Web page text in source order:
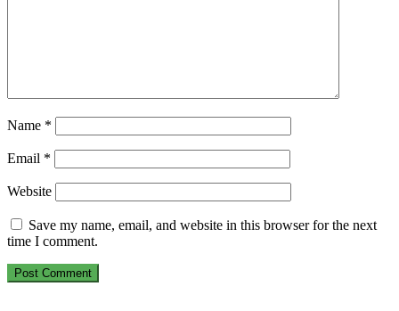
Name *
Email *
Website
Save my name, email, and website in this browser for the next
time I comment.